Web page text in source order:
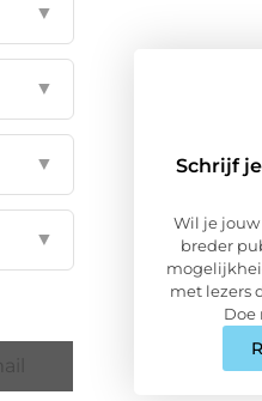
▼
▼
▼
▼
Schrijf
Wil je
breder
met lezers
Doe